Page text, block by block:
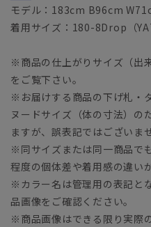
モデル：183cm B96cm
着用サイズ：180-8Drop（
※商品の仕上がりサイズ（出
をご覧下さい。
※お届けする商品の下げ札・
ヌードサイズ（体の寸法）の
ますが、誤表記ではございま
※同サイズまたは同一商品で
程度の個体差や着用感の違い
※カラー名は管理用の表記と
品画像をご確認ください。
※商品画像はできる限り実際